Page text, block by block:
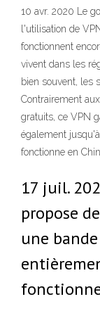
10 avr. 2020 Le
l'utilisation de
fonctionnent
vivent dans les
bien souvent, les
Contrairement
gratuits, ce VPN
également
fonctionne en
17 juil.
propose
une